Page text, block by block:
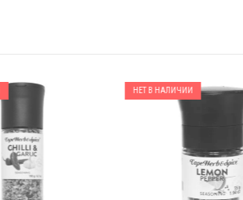
НЕТ В НАЛИЧИИ